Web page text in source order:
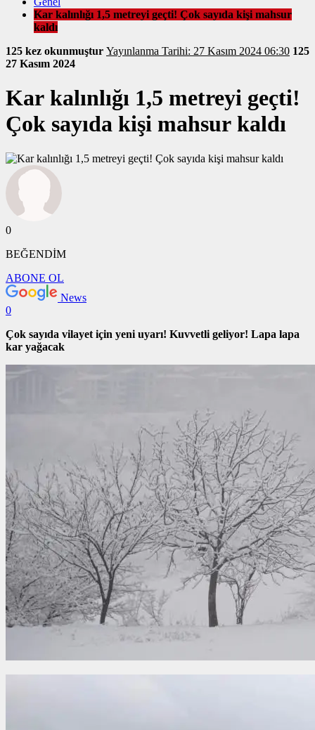
Kar kalınlığı 1,5 metreyi geçti! Çok sayıda kişi mahsur
kaldı
125 kez okunmuştur
Yayınlanma Tarihi: 27 Kasım 2024 06:30 125
27 Kasım 2024
Kar kalınlığı 1,5 metreyi geçti!
Çok sayıda kişi mahsur kaldı
0
BEĞENDİM
ABONE OL
News
0
Çok sayıda vilayet için yeni uyarı! Kuvvetli geliyor! Lapa lapa
kar yağacak